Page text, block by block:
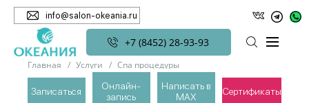
info@salon-okeania.ru
+7 (8452) 28-93-93
Записаться
Онлайн-
запись
Написать в
MAX
Сертификаты
Главная Услуги
Спа процедуры
Спа-ритуалы La Sultane de Saba
Марокканская роскошь